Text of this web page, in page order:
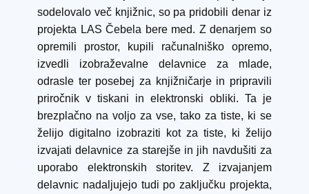
sodelovalo več knjižnic, so pa pridobili denar iz
projekta LAS Čebela bere med. Z denarjem so
opremili prostor, kupili računalniško opremo,
izvedli izobraževalne delavnice za mlade,
odrasle ter posebej za knjižničarje in pripravili
priročnik v tiskani in elektronski obliki. Ta je
brezplačno na voljo za vse, tako za tiste, ki se
želijo digitalno izobraziti kot za tiste, ki želijo
izvajati delavnice za starejše in jih navdušiti za
uporabo elektronskih storitev. Z izvajanjem
delavnic nadaljujejo tudi po zaključku projekta,